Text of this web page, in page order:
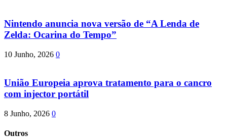
Nintendo anuncia nova versão de “A Lenda de
Zelda: Ocarina do Tempo”
10 Junho, 2026 0
União Europeia aprova tratamento para o cancro
com injector portátil
8 Junho, 2026 0
Outros